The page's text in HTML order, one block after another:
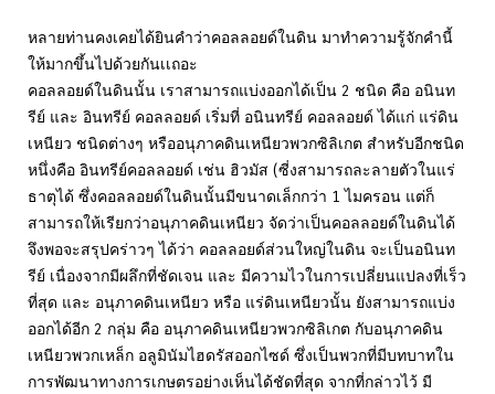
หลายท่านคงเคยได้ยินคำว่าคอลลอยด์ในดิน มาทำความรู้จักคำนี้
ให้มากขึ้นไปด้วยกันเเถอะ
คอลลอยด์ในดินนั้น เราสามารถแบ่งออกได้เป็น 2 ชนิด คือ อนินท
รีย์ และ อินทรีย์ คอลลอยด์ เริ่มที่ อนินทรีย์ คอลลอยด์ ได้แก่ แร่ดิน
เหนียว ชนิดต่างๆ หรืออนุภาคดินเหนียวพวกซิลิเกต สำหรับอีกชนิด
หนึ่งคือ อินทรีย์คอลลอยด์ เช่น ฮิวมัส (ซี่งสามารถละลายตัวในแร่
ธาตุได้ ซึ่งคอลลอยด์ในดินนั้นมีขนาดเล็กกว่า 1 ไมครอน แต่ก็
สามารถให้เรียกว่าอนุภาคดินเหนียว จัดว่าเป็นคอลลอยด์ในดินได้
จึงพอจะสรุปคร่าวๆ ได้ว่า คอลลอยด์ส่วนใหญ่ในดิน จะเป็นอนินท
รีย์ เนื่องจากมีผลึกที่ชัดเจน และ มีความไวในการเปลี่ยนแปลงที่เร็ว
ที่สุด และ อนุภาคดินเหนียว หรือ แร่ดินเหนียวนั้น ยังสามารถแบ่ง
ออกได้อีก 2 กลุ่ม คือ อนุภาคดินเหนียวพวกซิลิเกต กับอนุภาคดิน
เหนียวพวกเหล็ก อลูมินัมไฮดรัสออกไซด์ ซึ่งเป็นพวกที่มีบทบาทใน
การพัฒนาทางการเกษตรอย่างเห็นได้ชัดที่สุด จากที่กล่าวไว้ มี